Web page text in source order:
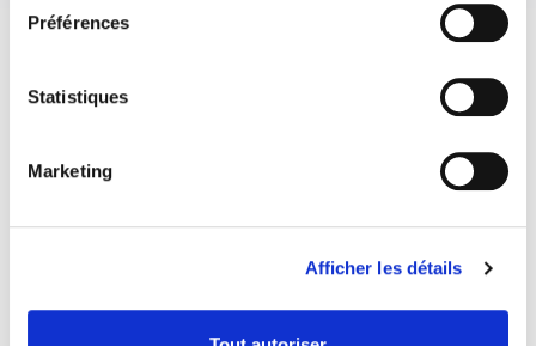
Préférences
Statistiques
Marketing
Afficher les détails